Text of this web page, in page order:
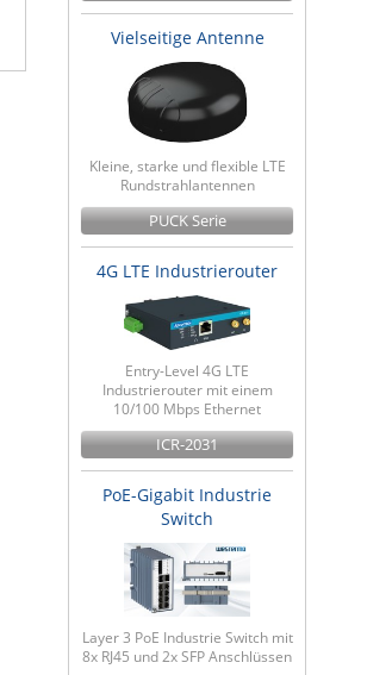
Vielseitige Antenne
Kleine, starke und flexible LTE
Rundstrahlantennen
PUCK Serie
4G LTE Industrierouter
Entry-Level 4G LTE
Industrierouter mit einem
10/100 Mbps Ethernet
ICR-2031
PoE-Gigabit Industrie
Switch
Layer 3 PoE Industrie Switch mit
8x RJ45 und 2x SFP Anschlüssen